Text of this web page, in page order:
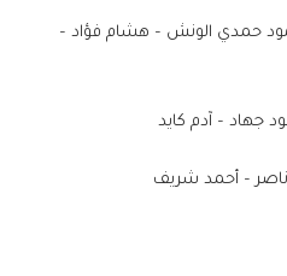
حمدي الونش – هشام فؤاد –
– آدم كايد
ناصر – أحمد شريف